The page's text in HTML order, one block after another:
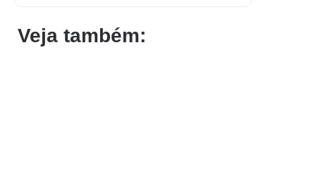
Veja também: